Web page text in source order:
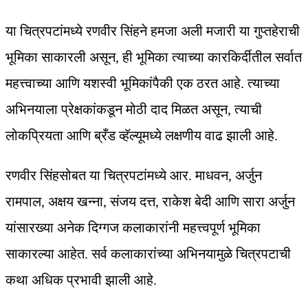
या चित्रपटांमध्ये रणवीर सिंहने हमजा अली मजारी या गुप्तहेराची
भूमिका साकारली असून, ही भूमिका त्याच्या कारकिर्दीतील सर्वात
महत्त्वाच्या आणि यशस्वी भूमिकांपैकी एक ठरत आहे. त्याच्या
अभिनयाला प्रेक्षकांकडून मोठी दाद मिळत असून, त्याची
लोकप्रियता आणि ब्रँड व्हॅल्यूमध्ये लक्षणीय वाढ झाली आहे.
रणवीर सिंहसोबत या चित्रपटांमध्ये आर. माधवन, अर्जुन
रामपाल, अक्षय खन्ना, संजय दत्त, राकेश बेदी आणि सारा अर्जुन
यांसारख्या अनेक दिग्गज कलाकारांनी महत्त्वपूर्ण भूमिका
साकारल्या आहेत. सर्व कलाकारांच्या अभिनयामुळे चित्रपटाची
कथा अधिक प्रभावी झाली आहे.